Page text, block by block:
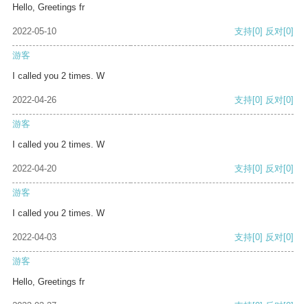
Hello, Greetings fr
2022-05-10 支持[0] 反对[0]
游客
I called you 2 times. W
2022-04-26 支持[0] 反对[0]
游客
I called you 2 times. W
2022-04-20 支持[0] 反对[0]
游客
I called you 2 times. W
2022-04-03 支持[0] 反对[0]
游客
Hello, Greetings fr